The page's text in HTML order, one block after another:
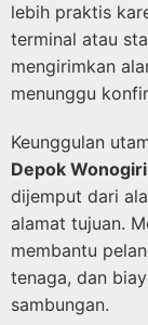
lebih praktis
terminal atau
mengirimkan
menunggu
Keunggulan
Depok
dijemput dari
alamat tujuan.
membantu
tenaga, dan
sambungan.